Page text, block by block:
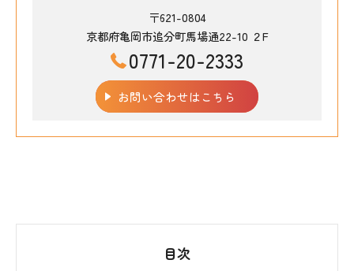
〒621-0804
京都府亀岡市追分町馬場通22-10 ２F
0771-20-2333
お問い合わせはこちら
目次